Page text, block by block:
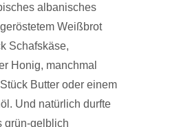
albanisches
Weißbrot
Schafskäse,
Honig, manchmal
Butter oder einem
Und natürlich durfte
grün-gelblich